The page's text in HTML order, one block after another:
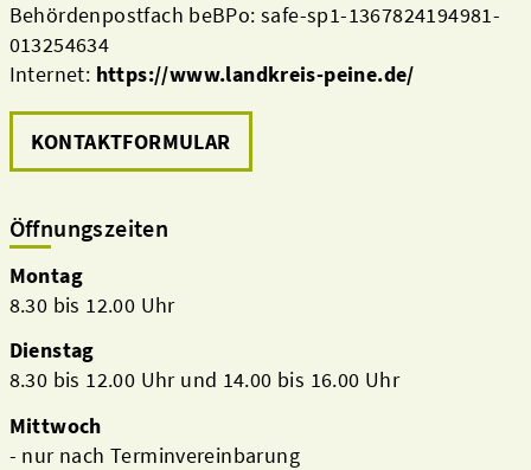
Behördenpostfach beBPo: safe-sp1-1367824194981-
013254634
Internet: https://www.landkreis-peine.de/
KONTAKTFORMULAR
Öffnungszeiten
Montag
8.30 bis 12.00 Uhr
Dienstag
8.30 bis 12.00 Uhr und 14.00 bis 16.00 Uhr
Mittwoch
- nur nach Terminvereinbarung